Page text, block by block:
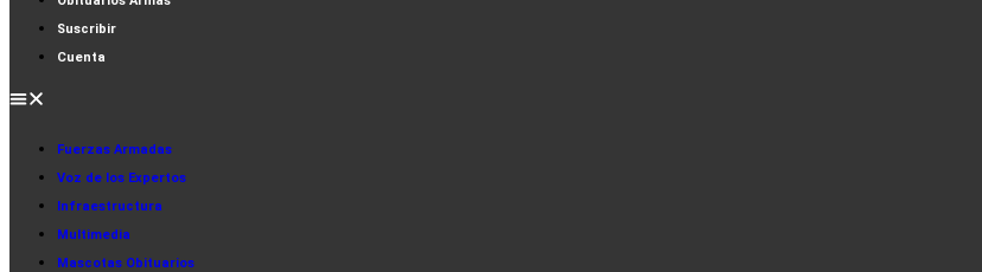
Suscribir
Cuenta
Fuerzas Armadas
Voz de los Expertos
Infraestructura
Multimedia
Mascotas Obituarios